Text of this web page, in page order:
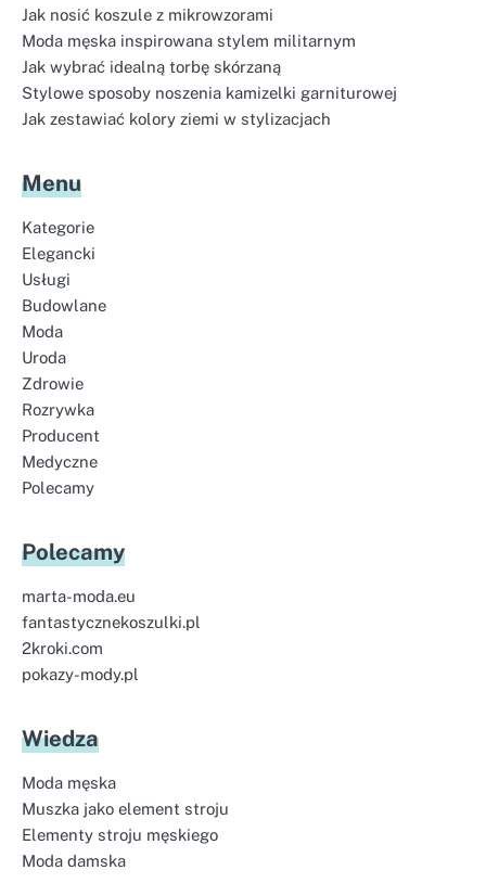
Jak nosić koszule z mikrowzorami
Moda męska inspirowana stylem militarnym
Jak wybrać idealną torbę skórzaną
Stylowe sposoby noszenia kamizelki garniturowej
Jak zestawiać kolory ziemi w stylizacjach
Menu
Kategorie
Elegancki
Usługi
Budowlane
Moda
Uroda
Zdrowie
Rozrywka
Producent
Medyczne
Polecamy
Polecamy
marta-moda.eu
fantastycznekoszulki.pl
2kroki.com
pokazy-mody.pl
Wiedza
Moda męska
Muszka jako element stroju
Elementy stroju męskiego
Moda damska